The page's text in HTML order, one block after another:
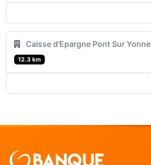
Caisse d'Epargne Pont Sur Yonne
12.3 km